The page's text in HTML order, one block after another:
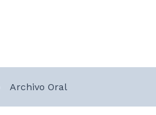
Archivo Oral